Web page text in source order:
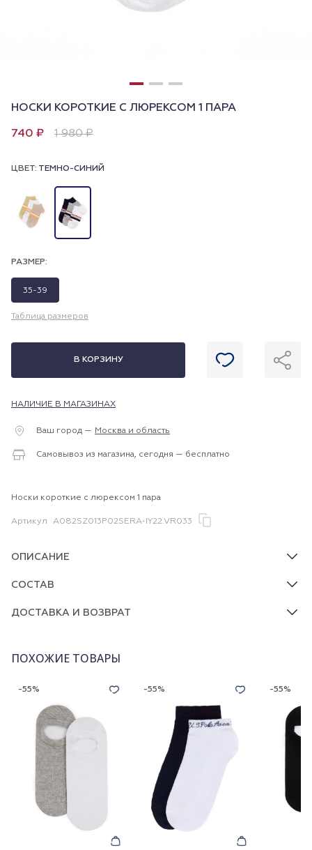
НОСКИ КОРОТКИЕ С ЛЮРЕКСОМ 1 ПАРА
740 ₽ 1 980 ₽
ЦВЕТ: ТЕМНО-СИНИЙ
РАЗМЕР:
35-39
Таблица размеров
В КОРЗИНУ
НАЛИЧИЕ В МАГАЗИНАХ
Ваш город — Москва и область
Самовывоз из магазина, сегодня — бесплатно
Носки короткие с люрексом 1 пара
Артикул A082SZ013P02SERA-IY22.VR033
ОПИСАНИЕ
СОСТАВ
ДОСТАВКА И ВОЗВРАТ
ПОХОЖИЕ ТОВАРЫ
-55% -55% -55%